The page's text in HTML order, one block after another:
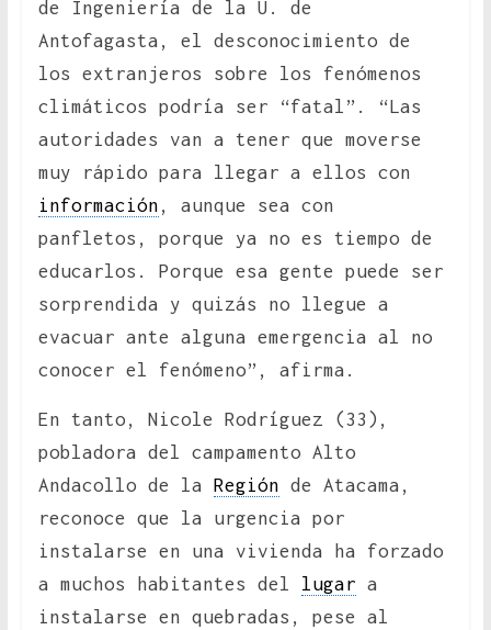
de Ingeniería de la U. de
Antofagasta, el desconocimiento de
los extranjeros sobre los fenómenos
climáticos podría ser “fatal”. “Las
autoridades van a tener que moverse
muy rápido para llegar a ellos con
información , aunque sea con
panfletos, porque ya no es tiempo de
educarlos. Porque esa gente puede ser
sorprendida y quizás no llegue a
evacuar ante alguna emergencia al no
conocer el fenómeno”, afirma.
En tanto, Nicole Rodríguez (33),
pobladora del campamento Alto
Andacollo de la Región de Atacama,
reconoce que la urgencia por
instalarse en una vivienda ha forzado
a muchos habitantes del lugar a
instalarse en quebradas, pese al